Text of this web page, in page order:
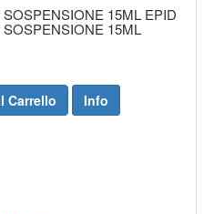
15ML EPID
15ML
Carrello Info